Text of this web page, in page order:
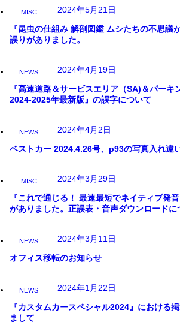
MISC
2024年5月21日
『昆虫の仕組み 解剖図鑑 ムシたちの不思議
誤りがありました。
NEWS
2024年4月19日
『高速道路＆サービスエリア（SA)＆パーキ
2024-2025年最新版』の誤字について
NEWS
2024年4月2日
ベストカー 2024.4.26号、p93の写真入れ違
MISC
2024年3月29日
『これで通じる！ 最速最短でネイティブ発
がありました。正誤表・音声ダウンロードに
NEWS
2024年3月11日
オフィス移転のお知らせ
NEWS
2024年1月22日
『カスタムカースペシャル2024』における
まして